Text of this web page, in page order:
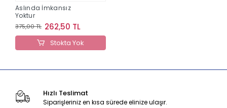
Aslında İmkansız
Yoktur
375,00 TL 262,50 TL
Stokta Yok
Hızlı Teslimat
Siparişleriniz en kısa sürede elinize ulaşır.